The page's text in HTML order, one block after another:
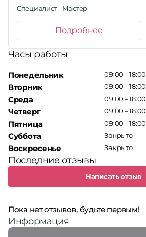
Специалист - Мастер
Подробнее
Часы работы
Понедельник
Вторник
Среда
Четверг
Пятница
Суббота
Воскресенье
09:00 – 18:00
09:00 – 18:00
09:00 – 18:00
09:00 – 18:00
09:00 – 18:00
Закрыто
Закрыто
Последние отзывы
Написать отзыв
Пока нет отзывов, будьте первым!
Информация